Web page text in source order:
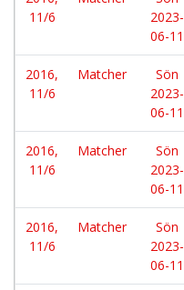
11/6
2023-
06-11
2016,
11/6
Matcher
Sön
2023-
06-11
2016,
11/6
Matcher
Sön
2023-
06-11
2016,
11/6
Matcher
Sön
2023-
06-11